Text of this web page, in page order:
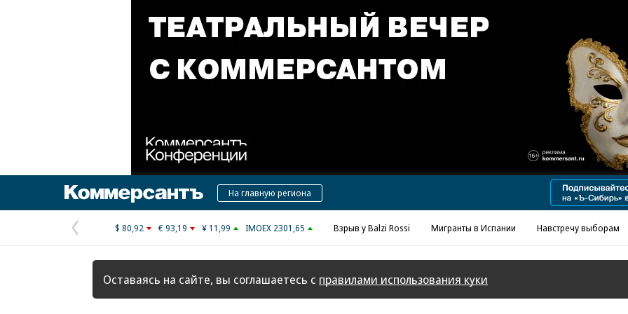
КоммерсантъНа главную региона
Предыдущая
страница
$ 80,92 € 93,19 ¥ 11,99 IMOEX 2301,65 Взрыв у Balzi Rossi Мигранты в Испании Навстречу выборам
Оставаясь на сайте, вы соглашаетесь с правилами использования куки